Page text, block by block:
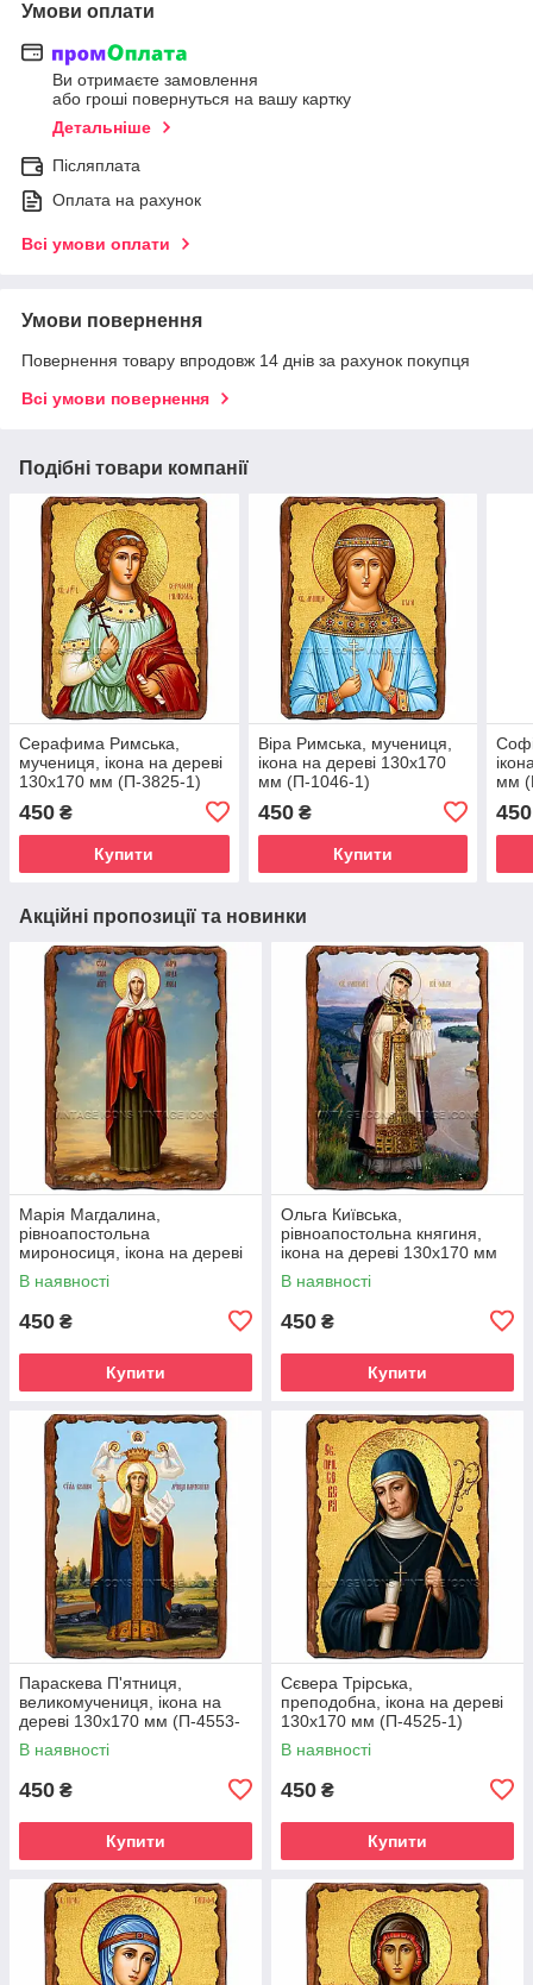
Умови оплати
Ви отримаєте замовлення
або гроші повернуться на вашу картку
Детальніше
Післяплата
Оплата на рахунок
Всі умови оплати
Умови повернення
Повернення товару впродовж 14 днів за рахунок покупця
Всі умови повернення
Подібні товари компанії
Серафима Римська,
мучениця, ікона на дереві
130х170 мм (П-3825-1)
450 ₴
Купити
Віра Римська, мучениця,
ікона на дереві 130х170
мм (П-1046-1)
450₴
Купити
мм
450
Акційні пропозиції та новинки
Марія Магдалина,
рівноапостольна
мироносиця, ікона на дереві
130х170 мм (П-4546-1)
В наявності
450 ₴
Купити
Ольга Київська,
рівноапостольна княгиня,
ікона на дереві 130х170 мм
(П-4551-1)
В наявності
450 ₴
Купити
Параскева П'ятниця,
великомучениця, ікона на
дереві 130х170 мм (П-4553-
1)
В наявності
450 ₴
Купити
Сєвера Трірська,
преподобна, ікона на дереві
130х170 мм (П-4525-1)
В наявності
450 ₴
Купити